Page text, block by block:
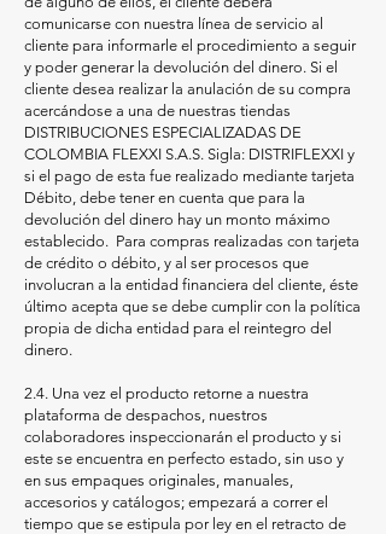
comunicarse con nuestra línea de servicio al
cliente para informarle el procedimiento a seguir
y poder generar la devolución del dinero. Si el
cliente desea realizar la anulación de su compra
acercándose a una de nuestras tiendas
DISTRIBUCIONES ESPECIALIZADAS DE
COLOMBIA FLEXXI S.A.S. Sigla: DISTRIFLEXXI y
si el pago de esta fue realizado mediante tarjeta
Débito, debe tener en cuenta que para la
devolución del dinero hay un monto máximo
establecido. Para compras realizadas con tarjeta
de crédito o débito, y al ser procesos que
involucran a la entidad financiera del cliente, éste
último acepta que se debe cumplir con la política
propia de dicha entidad para el reintegro del
dinero.
2.4. Una vez el producto retorne a nuestra
plataforma de despachos, nuestros
colaboradores inspeccionarán el producto y si
este se encuentra en perfecto estado, sin uso y
en sus empaques originales, manuales,
accesorios y catálogos; empezará a correr el
tiempo que se estipula por ley en el retracto de